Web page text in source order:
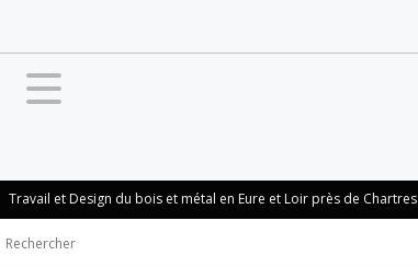
Travail et Design du bois et métal en Eure et Loir près de Chartres